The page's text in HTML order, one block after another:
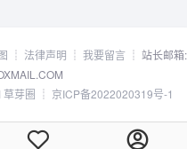
┊ 法律声明 ┊ 我要留言┊ 站长邮箱:
草芽圈 ┊ 京ICP备2022020319号-1